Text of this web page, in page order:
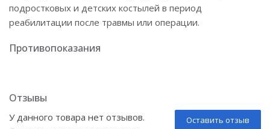
подростковых и детских костылей в период
реабилитации после травмы или операции.
Противопоказания
Отзывы
Оставить отзыв
У данного товара нет отзывов.